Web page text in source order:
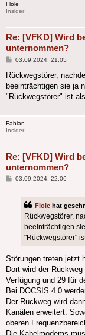
Flole
Insider
Re: [VFKD] Wird
unternommen?
Beitrag
03.09.2024, 21:05
Rückwegstörer,
beeinträchtigen sie ja
"Rückwegstörer" ist
Fabian
Insider
Re: [VFKD] Wird
unternommen?
Beitrag
03.09.2024, 22:06
Flole hat
Rückwegstörer,
beeinträchtigen
"Rückwegstörer"
Störungen treten jetzt
Dort wird der
Verfügung und 29 für
Bei DOCSIS 4.0
Der Rückweg wird
Kanälen erweitert.
oberen